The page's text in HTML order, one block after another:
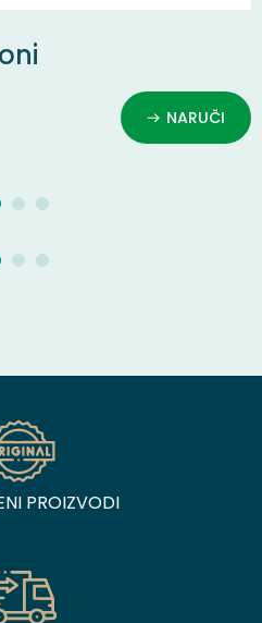
PROIZVODI